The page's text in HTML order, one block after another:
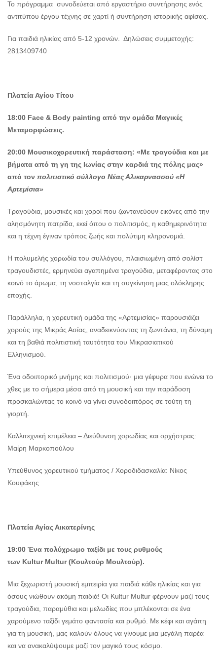
Το πρόγραμμα συνοδεύεται από εργαστήριο συντήρησης ενός
αντιτύπου έργου τέχνης σε χαρτί ή συντήρηση ιστορικής αφίσας.
Για παιδιά ηλικίας από 5-12 χρονών. Δηλώσεις συμμετοχής:
2813409740
Πλατεία Αγίου Τίτου
18:00 Face & Body painting από την ομάδα Μαγικές
Μεταμορφώσεις.
20:00 Μουσικοχορευτική παράσταση: «Με τραγούδια και με
βήματα από τη γη της Ιωνίας στην καρδιά της πόλης μας»
από τον πολιτιστικό σύλλογο Νέας Αλικαρνασσού «Η
Αρτεμίσια»
Τραγούδια, μουσικές και χοροί που ζωντανεύουν εικόνες από την
αλησμόνητη πατρίδα, εκεί όπου ο πολιτισμός, η καθημερινότητα
και η τέχνη έγιναν τρόπος ζωής και πολύτιμη κληρονομιά.
Η πολυμελής χορωδία του συλλόγου, πλαισιωμένη από σολίστ
τραγουδιστές, ερμηνεύει αγαπημένα τραγούδια, μεταφέροντας στο
κοινό το άρωμα, τη νοσταλγία και τη συγκίνηση μιας ολόκληρης
εποχής.
Παράλληλα, η χορευτική ομάδα της «Αρτεμισίας» παρουσιάζει
χορούς της Μικράς Ασίας, αναδεικνύοντας τη ζωντάνια, τη δύναμη
και τη βαθιά πολιτιστική ταυτότητα του Μικρασιατικού
Ελληνισμού.
Ένα οδοιπορικό μνήμης και πολιτισμού· μια γέφυρα που ενώνει το
χθες με το σήμερα μέσα από τη μουσική και την παράδοση
προσκαλώντας το κοινό να γίνει συνοδοιπόρος σε τούτη τη
γιορτή.
Καλλιτεχνική επιμέλεια – Διεύθυνση χορωδίας και ορχήστρας:
Μαίρη Μαρκοπούλου
Υπεύθυνος χορευτικού τμήματος / Χοροδιδασκαλία: Νίκος
Κουφάκης
Πλατεία Αγίας Αικατερίνης
19:00 Ένα πολύχρωμο ταξίδι με τους ρυθμούς
των Kultur Multur (Κουλτούρ Μουλτούρ).
Μια ξεχωριστή μουσική εμπειρία για παιδιά κάθε ηλικίας και για
όσους νιώθουν ακόμη παιδιά! Οι Kultur Multur φέρνουν μαζί τους
τραγούδια, παραμύθια και μελωδίες που μπλέκονται σε ένα
χαρούμενο ταξίδι γεμάτο φαντασία και ρυθμό. Με κέφι και αγάπη
για τη μουσική, μας καλούν όλους να γίνουμε μια μεγάλη παρέα
και να ανακαλύψουμε μαζί τον μαγικό τους κόσμο.